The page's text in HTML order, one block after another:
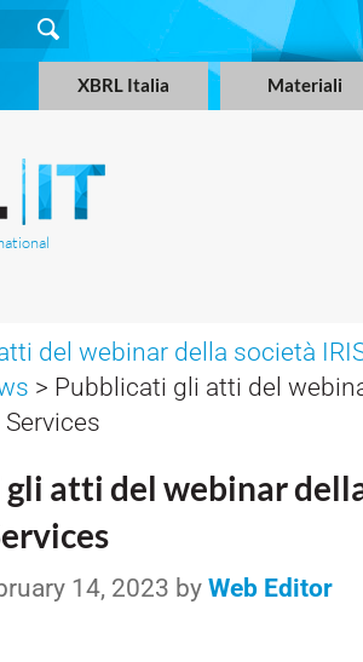
XBRL Italia Materiali
del webinar della società
> Pubblicati gli atti del
atti del webinar
14, 2023 by Web Editor